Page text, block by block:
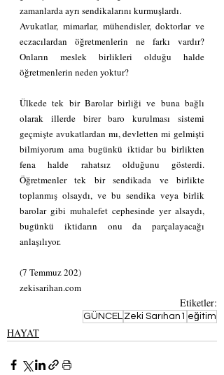
zamanlarda ayrı sendikalarını kurmuşlardı.
Avukatlar, mimarlar, mühendisler, doktorlar ve
eczacılardan öğretmenlerin ne farkı vardır?
Onların meslek birlikleri olduğu halde
öğretmenlerin neden yoktur?
Ülkede tek bir Barolar birliği ve buna bağlı
olarak illerde birer baro kurulması sistemi
geçmişte avukatlardan mı, devletten mi gelmişti
bilmiyorum ama bugünkü iktidar bu birlikten
fena halde rahatsız olduğunu gösterdi.
Öğretmenler tek bir sendikada ve birlikte
toplanmış olsaydı, ve bu sendika veya birlik
barolar gibi muhalefet cephesinde yer alsaydı,
bugünkü iktidarın onu da parçalayacağı
anlaşılıyor.
(7 Temmuz 202)
zekisarihan.com
Etiketler:
GÜNCEL Zeki Sarıhan1 eğitim
HAYAT